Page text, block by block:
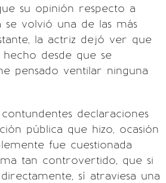
su opinión respecto a
se volvió una de las más
la actriz dejó ver que
desde que se
pensado ventilar ninguna
declaraciones
pública que hizo, ocasión
fue cuestionada
tan controvertido, que si
sí atraviesa una